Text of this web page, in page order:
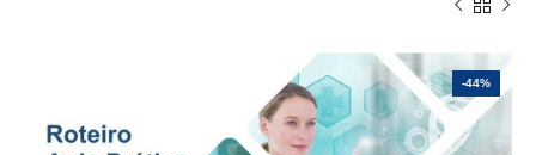
-44%